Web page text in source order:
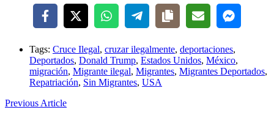
Tags: Cruce Ilegal, cruzar ilegalmente, deportaciones,
Deportados, Donald Trump, Estados Unidos, México,
migración, Migrante ilegal, Migrantes, Migrantes Deportados,
Repatriación, Sin Migrantes, USA
Previous Article